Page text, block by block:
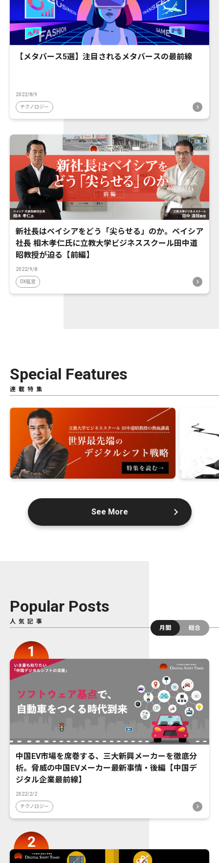
【メタバース5選】注目されるメタバースの最前線
2022/8/9
テクノロジー
新社長はベイシアをどう「尖らせる」のか。ベイシア
社長 相木孝仁氏に立教大学ビジネススクール田中道
昭教授が迫る【前編】
2022/9/8
DX経営
Special Features
連載特集
See More
Popular Posts
人気記事
月間
総合
中国EV市場を席巻する、三大新興メーカーを徹底分
析。脅威の中国EVメーカー最新事情・後編【中国デ
ジタル企業最前線】
2022/2/2
テクノロジー